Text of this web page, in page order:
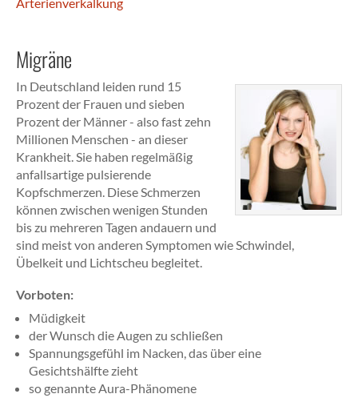
Migräne
In Deutschland leiden rund 15
Prozent der Frauen und sieben
Prozent der Männer - also fast zehn
Millionen Menschen - an dieser
Krankheit. Sie haben regelmäßig
anfallsartige pulsierende
Kopfschmerzen. Diese Schmerzen
können zwischen wenigen Stunden
bis zu mehreren Tagen andauern und
sind meist von anderen Symptomen wie Schwindel,
Übelkeit und Lichtscheu begleitet.
Vorboten:
Müdigkeit
der Wunsch die Augen zu schließen
Spannungsgefühl im Nacken, das über eine
Gesichtshälfte zieht
so genannte Aura-Phänomene